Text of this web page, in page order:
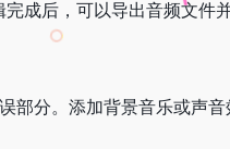
完成后，可以导出音频文件
部分。添加背景音乐或声